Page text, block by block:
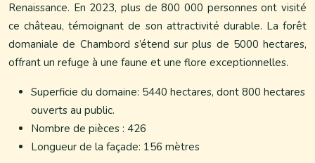
Renaissance. En 2023, plus de 800 000 personnes ont visité
ce château, témoignant de son attractivité durable. La forêt
domaniale de Chambord s’étend sur plus de 5000 hectares,
offrant un refuge à une faune et une flore exceptionnelles.
Superficie du domaine: 5440 hectares, dont 800 hectares
ouverts au public.
Nombre de pièces : 426
Longueur de la façade: 156 mètres